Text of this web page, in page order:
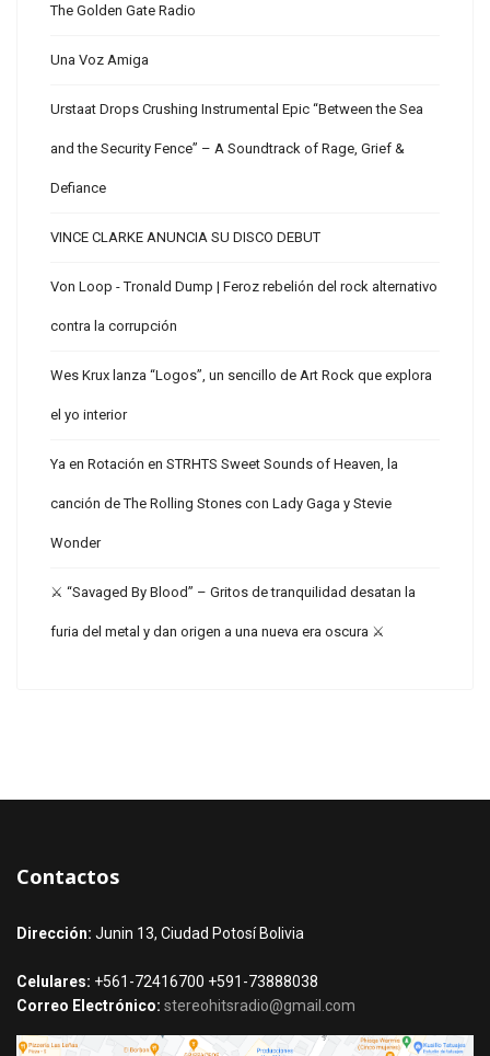
The Golden Gate Radio
Una Voz Amiga
Urstaat Drops Crushing Instrumental Epic “Between the Sea
and the Security Fence” – A Soundtrack of Rage, Grief &
Defiance
VINCE CLARKE ANUNCIA SU DISCO DEBUT
Von Loop - Tronald Dump | Feroz rebelión del rock alternativo
contra la corrupción
Wes Krux lanza “Logos”, un sencillo de Art Rock que explora
el yo interior
Ya en Rotación en STRHTS Sweet Sounds of Heaven, la
canción de The Rolling Stones con Lady Gaga y Stevie
Wonder
⚔️ “Savaged By Blood” – Gritos de tranquilidad desatan la
furia del metal y dan origen a una nueva era oscura ⚔️
Contactos
Dirección: Junin 13, Ciudad Potosí Bolivia
Celulares: +561-72416700 +591-73888038
Correo Electrónico: stereohitsradio@gmail.com